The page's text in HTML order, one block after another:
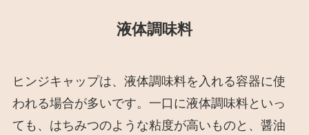
液体調味料
ヒンジキャップは、液体調味料を入れる容器に使
われる場合が多いです。一口に液体調味料といっ
ても、はちみつのような粘度が高いものと、醤油